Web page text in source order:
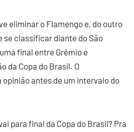
eliminar o Flamengo e, do outro
se classificar diante do São
final entre Grêmio e
da Copa do Brasil. O
antes de um intervalo do
para final da Copa do Brasil? Pra